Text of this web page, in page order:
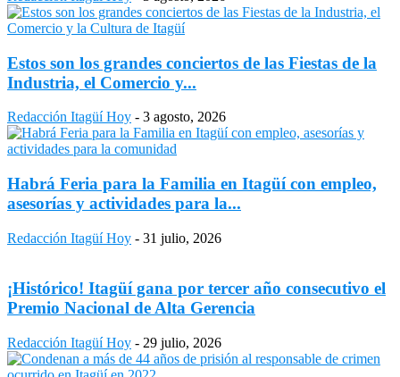
Estos son los grandes conciertos de las Fiestas de la
Industria, el Comercio y...
Redacción Itagüí Hoy - 3 agosto, 2026
Habrá Feria para la Familia en Itagüí con empleo,
asesorías y actividades para la...
Redacción Itagüí Hoy - 31 julio, 2026
¡Histórico! Itagüí gana por tercer año consecutivo el
Premio Nacional de Alta Gerencia
Redacción Itagüí Hoy - 29 julio, 2026